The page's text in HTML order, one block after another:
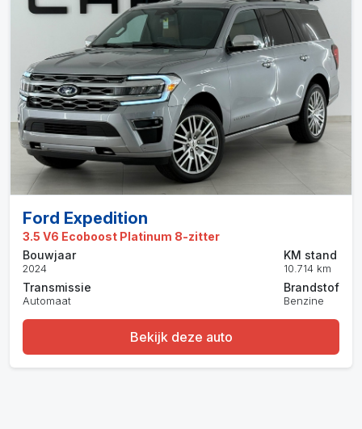
Ford Expedition
3.5 V6 Ecoboost Platinum 8-zitter
Bouwjaar
2024
Transmissie
Automaat
KM stand
10.714 km
Brandstof
Benzine
Bekijk deze auto